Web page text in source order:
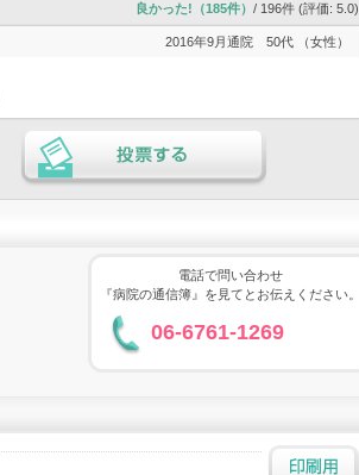
良かった!（185件） / 196件 (評価: 5.0)
2016年9月通院 50代 （女性）
投票する
電話で問い合わせ
『病院の通信簿』を見てとお伝えください。
06-6761-1269